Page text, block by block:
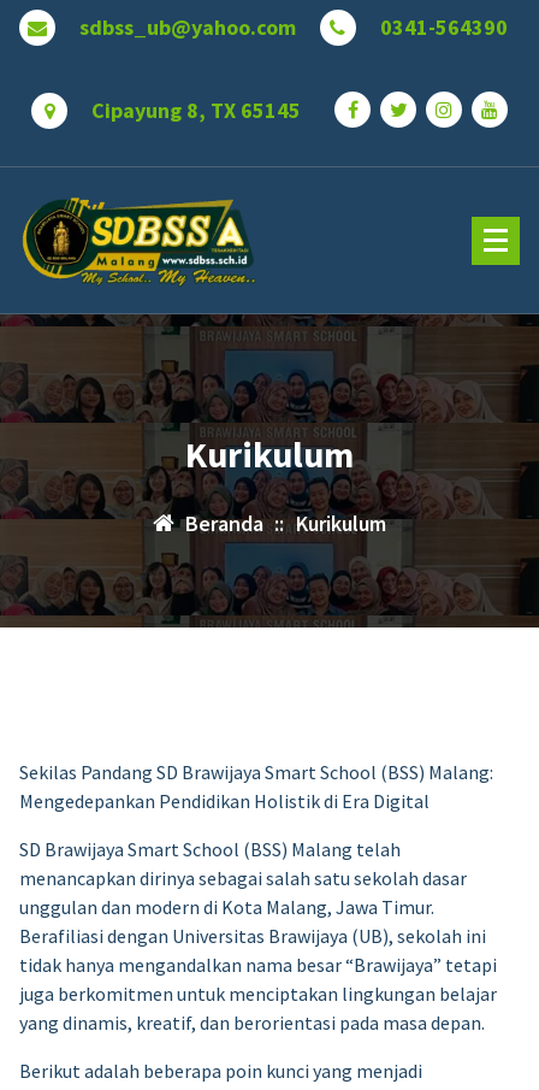
Lewati
sdbss_ub@yahoo.com 0341-564390
Cipayung 8, TX 65145
Kurikulum
Beranda :: Kurikulum
Sekilas Pandang SD Brawijaya Smart School (BSS) Malang:
Mengedepankan Pendidikan Holistik di Era Digital
SD Brawijaya Smart School (BSS) Malang telah
menancapkan dirinya sebagai salah satu sekolah dasar
unggulan dan modern di Kota Malang, Jawa Timur.
Berafiliasi dengan Universitas Brawijaya (UB), sekolah ini
tidak hanya mengandalkan nama besar “Brawijaya” tetapi
juga berkomitmen untuk menciptakan lingkungan belajar
yang dinamis, kreatif, dan berorientasi pada masa depan.
Berikut adalah beberapa poin kunci yang menjadi